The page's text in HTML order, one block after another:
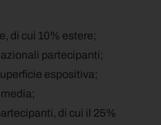
di cui 10% estere;
partecipanti;
espositiva;
di cui il 25%